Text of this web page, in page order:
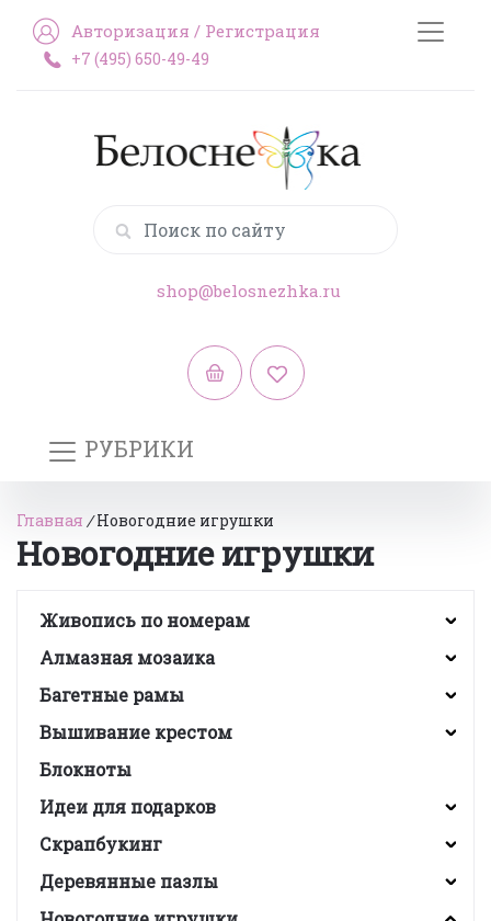
Авторизация / Регистрация
+7 (495) 650-49-49
shop@belosnezhka.ru
РУБРИКИ
Главная /Новогодние игрушки
Новогодние игрушки
Живопись по номерам
Алмазная мозаика
Багетные рамы
Вышивание крестом
Блокноты
Идеи для подарков
Скрапбукинг
Деревянные пазлы